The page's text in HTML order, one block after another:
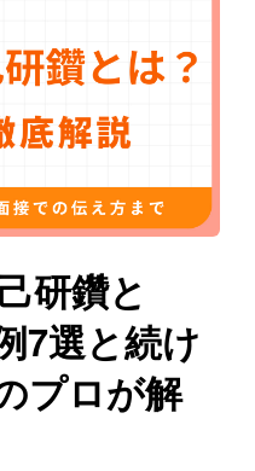
研鑽と
7選と続け
プロが解